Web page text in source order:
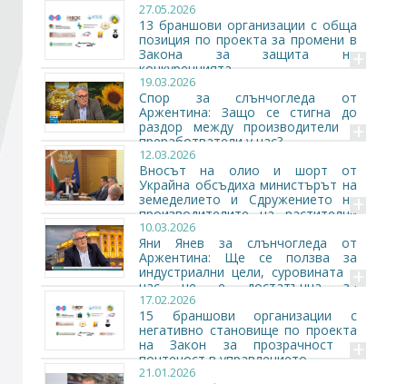
Членове
Стани член
Абонирайте се!
27.05.2026
13 браншови организации с обща
позиция по проекта за промени в
Закона за защита на
конкуренцията
+
19.03.2026
Спор за слънчогледа от
Аржентина: Защо се стигна до
раздор между производители и
преработватели у нас?
+
12.03.2026
Вносът на олио и шорт от
Украйна обсъдиха министърът на
земеделието и Сдружението на
производителите на растителни
масла
+
10.03.2026
Яни Янев за слънчогледа от
Аржентина: Ще се ползва за
индустриални цели, суровината у
нас не е достатъчна за
преработвателите ни
+
17.02.2026
15 браншови организации с
негативно становище по проекта
на Закон за прозрачност и
почтеност в управлението
+
21.01.2026